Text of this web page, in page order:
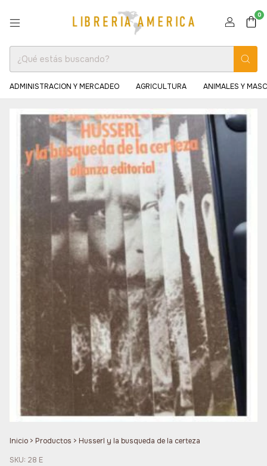
0
ADMINISTRACION Y MERCADEO AGRICULTURA ANIMALES Y
Inicio > Productos > Husserl y la busqueda de la certeza
SKU: 28 E